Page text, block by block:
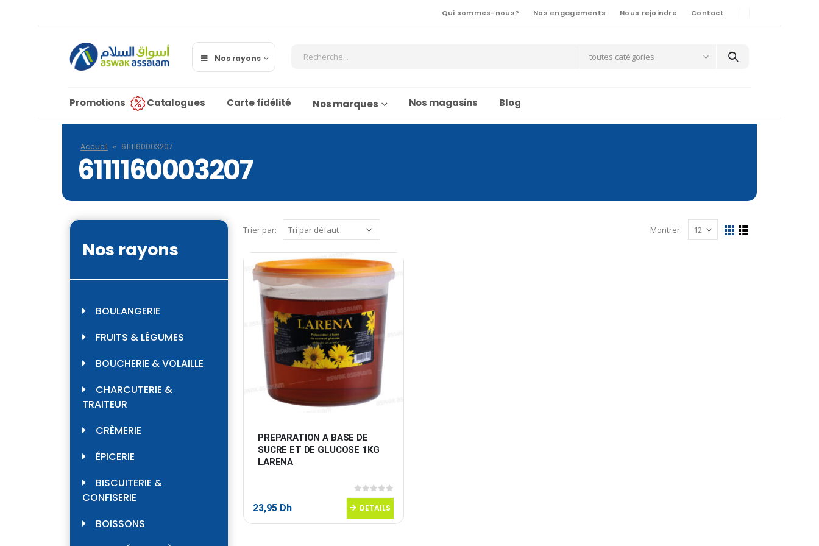
Qui sommes-nous? Nos engagements Nous rejoindre Contact
Nos rayons toutes catégories
Promotions Catalogues Carte fidélité Nos marques Nos magasins Blog
Accueil » 6111160003207
6111160003207
Trier par: Montrer:
PREPARATION A BASE DE
SUCRE ET DE GLUCOSE 1KG
LARENA
0sur 5
23,95 Dh DETAILS
Nos rayons
BOULANGERIE
FRUITS & LÉGUMES
BOUCHERIE & VOLAILLE
CHARCUTERIE &
TRAITEUR
CRÈMERIE
ÉPICERIE
BISCUITERIE &
CONFISERIE
BOISSONS